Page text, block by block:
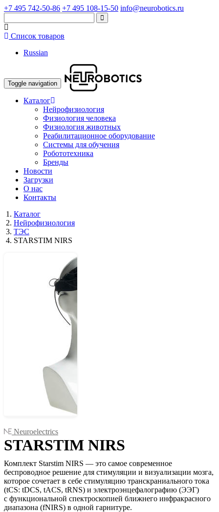
+7 495 742-50-86 +7 495 108-15-50 info@neurobotics.ru
Список товаров
Russian
Toggle navigation
Каталог
Нейрофизиология
Физиология человека
Физиология животных
Реабилитационное оборудование
Системы для обучения
Робототехника
Бренды
Новости
Загрузки
О нас
Контакты
Каталог
Нейрофизиология
ТЭС
STARSTIM NIRS
Neuroelectrics
STARSTIM NIRS
Комплект Starstim NIRS — это самое современное
беспроводное решение для стимуляции и визуализации мозга,
которое сочетает в себе стимуляцию транскраниального тока
(tCS: tDCS, tACS, tRNS) и электроэнцефалографию (ЭЭГ)
с функциональной спектроскопией ближнего инфракрасного
диапазона (fNIRS) в одной гарнитуре.